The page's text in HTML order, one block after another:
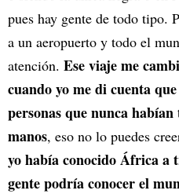
pues hay gente de todo tipo.
a un aeropuerto y todo el
atención. Ese viaje me
cuando yo me di cuenta
personas que nunca
manos, eso no lo puedes
yo había conocido África a
gente podría conocer el